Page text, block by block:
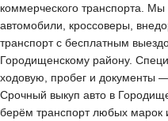
коммерческого транспорта.
автомобили, кроссоверы,
транспорт с бесплатным
Городищенскому району.
ходовую, пробег и документы
Срочный выкуп авто в
берём транспорт любых марок